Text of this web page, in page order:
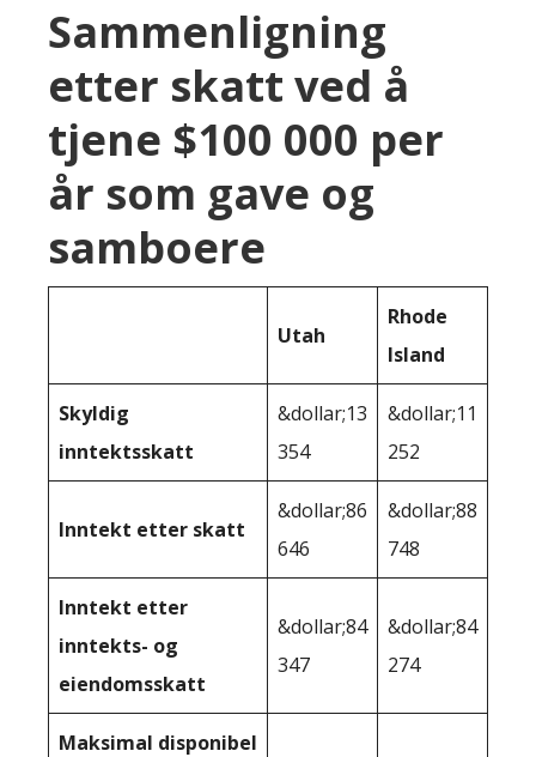
Sammenligning
etter skatt ved å
tjene $100 000 per
år som gave og
samboere
Utah
Rhode
Island
Skyldig
inntektsskatt
&dollar;13
354
&dollar;11
252
Inntekt etter skatt
&dollar;86
646
&dollar;88
748
Inntekt etter
inntekts- og
eiendomsskatt
&dollar;84
347
&dollar;84
274
Maksimal disponibel